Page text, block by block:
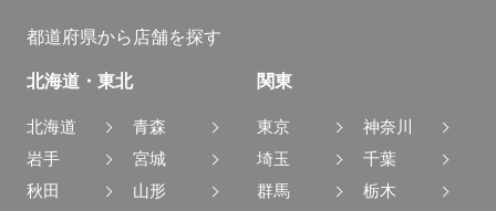
都道府県から店舗を探す
北海道・東北
北海道
青森
岩手
宮城
秋田
山形
関東
東京
神奈川
埼玉
千葉
群馬
栃木